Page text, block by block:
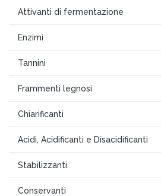
Attivanti di fermentazione
Enzimi
Tannini
Frammenti legnosi
Chiarificanti
Acidi, Acidificanti e Disacidificanti
Stabilizzanti
Conservanti